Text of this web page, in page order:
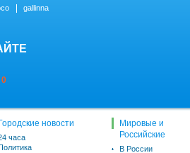
gallinna
0
Городские новости
часа
Мировые и
Российские
В России